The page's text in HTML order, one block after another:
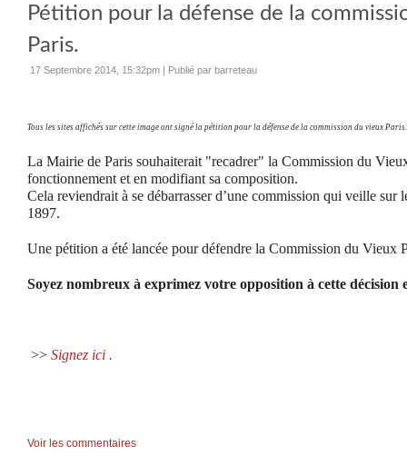
Pétition pour la défense de la
Paris.
17 Septembre 2014, 15:32pm | Publié par barreteau
Tous les sites affichés sur cette image ont signé la pétition pour la défense de la commission du vieux Paris.
La Mairie de Paris souhaiterait "recadrer" la Commission du
fonctionnement et en modifiant sa composition.
Cela reviendrait à se débarrasser d’une commission qui veille sur
1897.
Une pétition a été lancée pour défendre la Commission du Vieux
Soyez nombreux à exprimez votre opposition à cette décision
>> Signez ici .
Voir les commentaires